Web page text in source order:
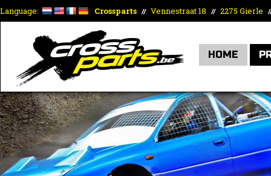
Language: Crossparts // Vennestraat 18 // 2275 Gierle
HOME